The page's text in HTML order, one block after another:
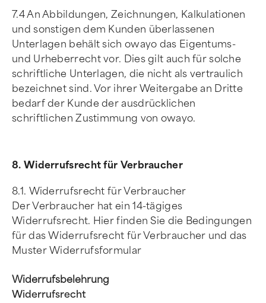
7.4 An Abbildungen, Zeichnungen, Kalkulationen
und sonstigen dem Kunden überlassenen
Unterlagen behält sich owayo das Eigentums-
und Urheberrecht vor. Dies gilt auch für solche
schriftliche Unterlagen, die nicht als vertraulich
bezeichnet sind. Vor ihrer Weitergabe an Dritte
bedarf der Kunde der ausdrücklichen
schriftlichen Zustimmung von owayo.
8. Widerrufsrecht für Verbraucher
8.1. Widerrufsrecht für Verbraucher
Der Verbraucher hat ein 14-tägiges
Widerrufsrecht. Hier finden Sie die Bedingungen
für das Widerrufsrecht für Verbraucher und das
Muster Widerrufsformular
Widerrufsbelehrung
Widerrufsrecht